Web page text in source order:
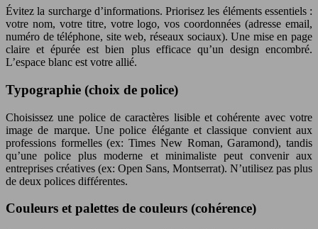
Évitez la surcharge d’informations. Priorisez les éléments essentiels :
votre nom, votre titre, votre logo, vos coordonnées (adresse email,
numéro de téléphone, site web, réseaux sociaux). Une mise en page
claire et épurée est bien plus efficace qu’un design encombré.
L’espace blanc est votre allié.
Typographie (choix de police)
Choisissez une police de caractères lisible et cohérente avec votre
image de marque. Une police élégante et classique convient aux
professions formelles (ex: Times New Roman, Garamond), tandis
qu’une police plus moderne et minimaliste peut convenir aux
entreprises créatives (ex: Open Sans, Montserrat). N’utilisez pas plus
de deux polices différentes.
Couleurs et palettes de couleurs (cohérence)